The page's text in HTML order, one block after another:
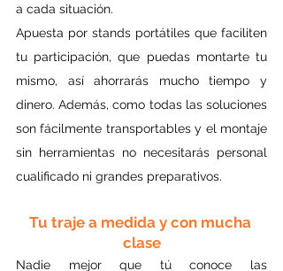
a cada situación.
Apuesta por stands portátiles que faciliten
tu participación, que puedas montarte tu
mismo, así ahorrarás mucho tiempo y
dinero. Además, como todas las soluciones
son fácilmente transportables y el montaje
sin herramientas no necesitarás personal
cualificado ni grandes preparativos.
Tu traje a medida y con mucha
clase
Nadie mejor que tú conoce las